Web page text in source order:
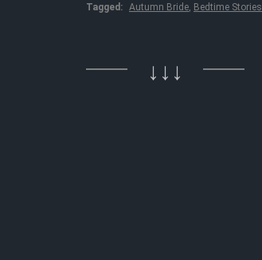
Tagged: Autumn Bride Bedtime Stories
↓↓↓